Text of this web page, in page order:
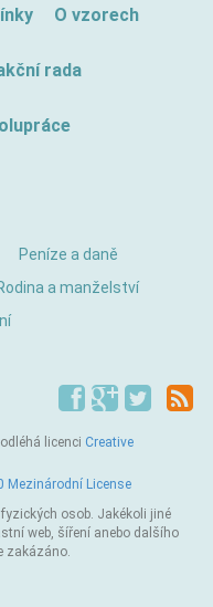
O vzorech
rada
Peníze a daně
a manželství
licenci Creative
Mezinárodní License
osob. Jakékoli jiné
web, šíření anebo dalšího
zakázáno.